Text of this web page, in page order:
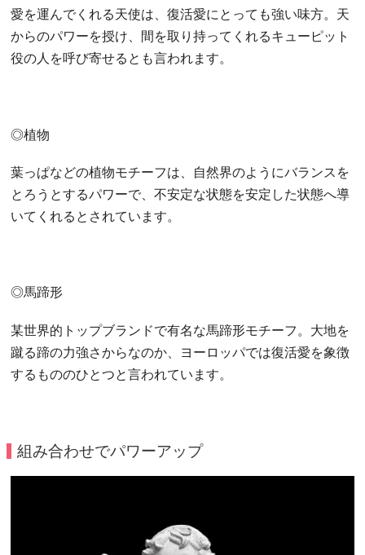
愛を運んでくれる天使は、復活愛にとっても強い味方。天
からのパワーを授け、間を取り持ってくれるキューピット
役の人を呼び寄せるとも言われます。
◎植物
葉っぱなどの植物モチーフは、自然界のようにバランスを
とろうとするパワーで、不安定な状態を安定した状態へ導
いてくれるとされています。
◎馬蹄形
某世界的トップブランドで有名な馬蹄形モチーフ。大地を
蹴る蹄の力強さからなのか、ヨーロッパでは復活愛を象徴
するもののひとつと言われています。
組み合わせでパワーアップ